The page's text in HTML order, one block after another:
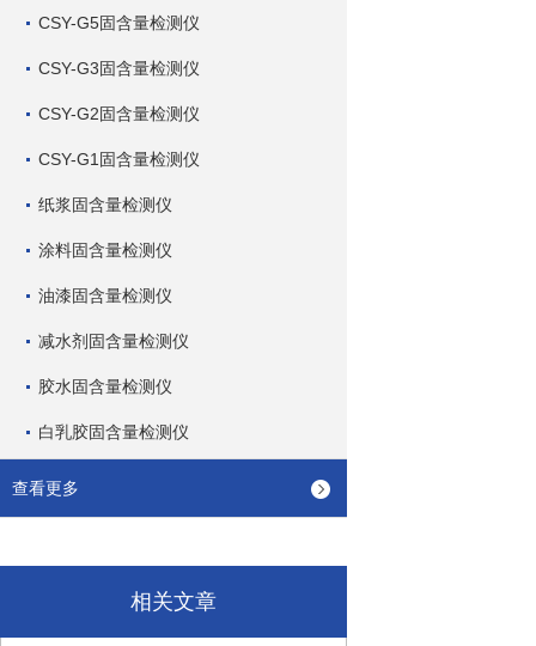
CSY-G5固含量检测仪
CSY-G3固含量检测仪
CSY-G2固含量检测仪
CSY-G1固含量检测仪
纸浆固含量检测仪
涂料固含量检测仪
油漆固含量检测仪
减水剂固含量检测仪
胶水固含量检测仪
白乳胶固含量检测仪
查看更多
相关文章